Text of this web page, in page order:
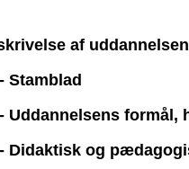
af uddannelsen
Stamblad
Uddannelsens
Didaktisk og